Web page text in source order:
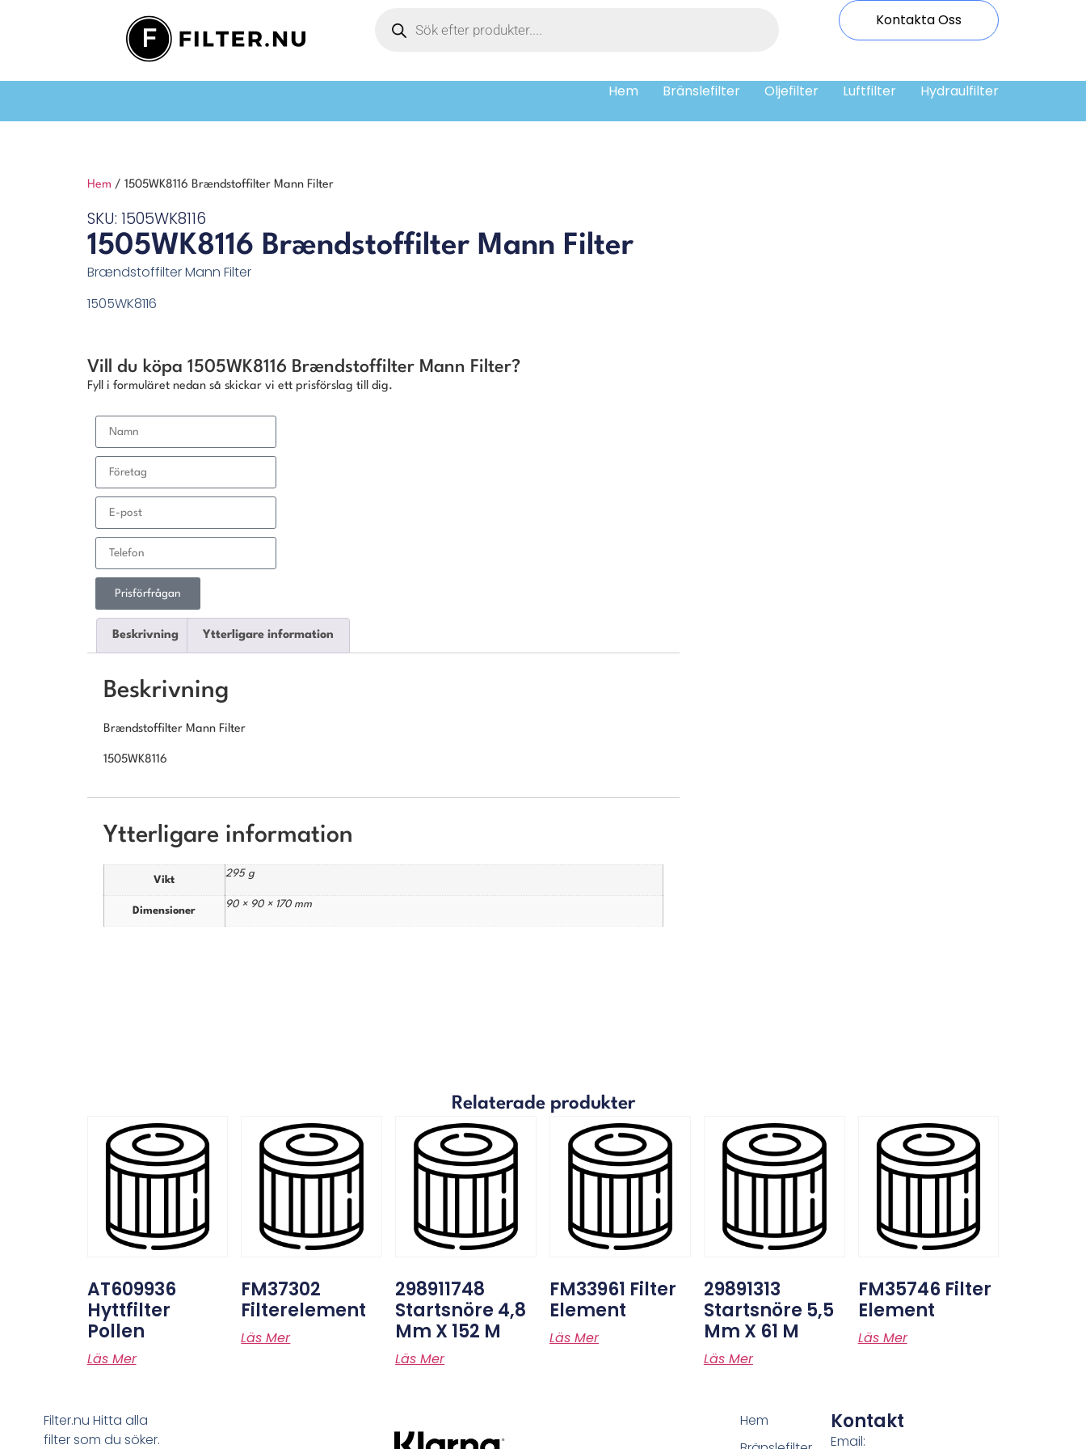
Kontakta Oss
Hem Bränslefilter Oljefilter Luftfilter Hydraulfilter
Hem / 1505WK8116 Brændstoffilter Mann Filter
SKU: 1505WK8116
1505WK8116 Brændstoffilter Mann Filter
Brændstoffilter Mann Filter
1505WK8116
Vill du köpa 1505WK8116 Brændstoffilter Mann Filter?
Fyll i formuläret nedan så skickar vi ett prisförslag till dig.
Prisförfrågan
Beskrivning Ytterligare information
Beskrivning
Brændstoffilter Mann Filter
1505WK8116
Ytterligare information
Vikt
295 g
Dimensioner
90 × 90 × 170 mm
Relaterade produkter
AT609936
Hyttfilter
Pollen
Läs Mer
FM37302
Filterelement
Läs Mer
298911748
Startsnöre 4,8
Mm X 152 M
Läs Mer
FM33961 Filter
Element
Läs Mer
29891313
Startsnöre 5,5
Mm X 61 M
Läs Mer
FM35746 Filter
Element
Läs Mer
Filter.nu Hitta alla
filter som du söker.
Hem
Kontakt
Email: